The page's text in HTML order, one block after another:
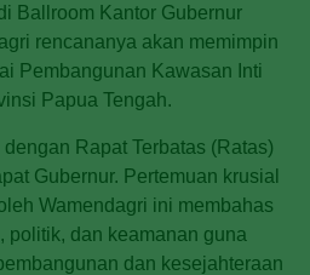
Ballroom Kantor Gubernur
rencananya akan memimpin
Pembangunan Kawasan Inti
Papua Tengah.
Rapat Terbatas (Ratas)
Gubernur. Pertemuan krusial
Wamendagri ini membahas
politik, dan keamanan guna
dan kesejahteraan